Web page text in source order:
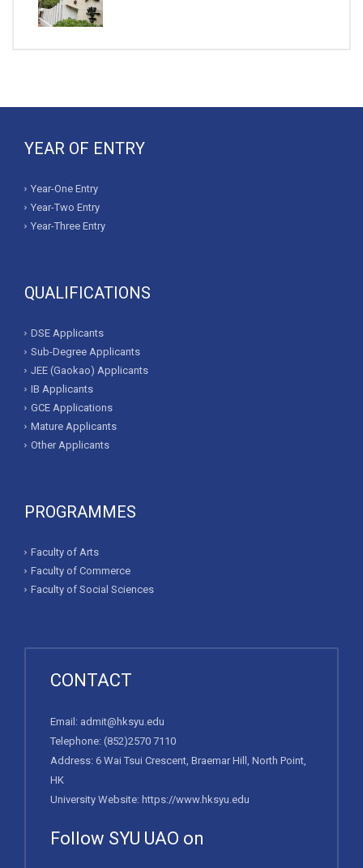
YEAR OF ENTRY
Year-One Entry
Year-Two Entry
Year-Three Entry
QUALIFICATIONS
DSE Applicants
Sub-Degree Applicants
JEE (Gaokao) Applicants
IB Applicants
GCE Applications
Mature Applicants
Other Applicants
PROGRAMMES
Faculty of Arts
Faculty of Commerce
Faculty of Social Sciences
CONTACT
Email: admit@hksyu.edu
Telephone: (852)2570 7110
Address: 6 Wai Tsui Crescent, Braemar Hill, North Point,
HK
University Website: https://www.hksyu.edu
Follow SYU UAO on